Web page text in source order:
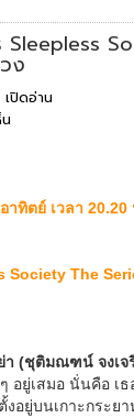
Sleepless
ง
ปิดอ่าน
าทิตย์ เวลา 20.20
Society The
า (ชุติมณฑน์ จงเจ
อยู่เสมอ นั่นคือ เ
อยู่บนเกาะกระย